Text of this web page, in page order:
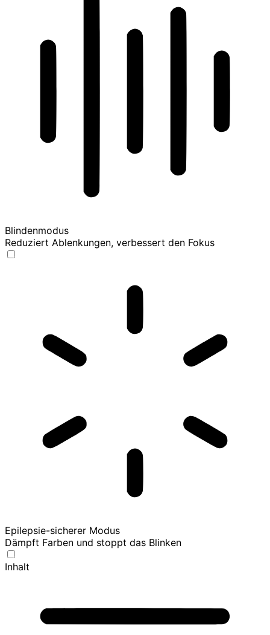
Blindenmodus
Reduziert Ablenkungen, verbessert den Fokus
Epilepsie-sicherer Modus
Dämpft Farben und stoppt das Blinken
Inhalt